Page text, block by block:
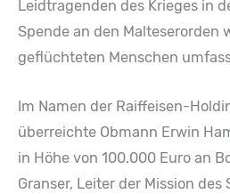
Leidtragenden des Krieges in
Spende an den Malteserorden
geflüchteten Menschen
Im Namen der Raiffeisen-
überreichte Obmann Erwin
in Höhe von 100.000 Euro an
Granser, Leiter der Mission des